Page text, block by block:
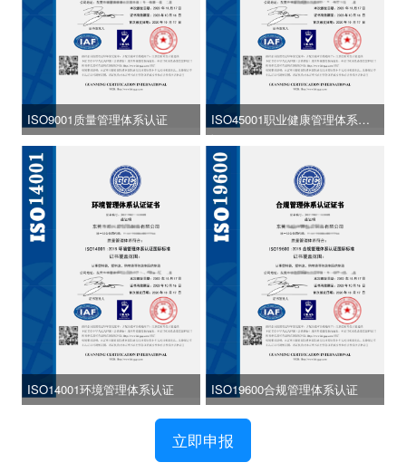
ISO9001质量管理体系认证
ISO14001环境管理体系认证
ISO45001职业健康管理体系认
证
ISO19600合规管理体系认证
立即申报